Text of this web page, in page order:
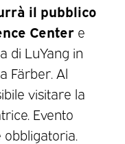
il pubblico
Center e
di LuYang in
Färber. Al
visitare la
Evento